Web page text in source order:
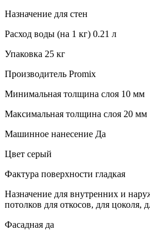
Назначение для стен
Расход воды (на 1 кг) 0.21 л
Упаковка 25 кг
Производитель Promix
Минимальная толщина слоя 10 мм
Максимальная толщина слоя 20 мм
Машинное нанесение Да
Цвет серый
Фактура поверхности гладкая
Назначение для внутренних и
потолков для откосов, для цоколя,
Фасадная да